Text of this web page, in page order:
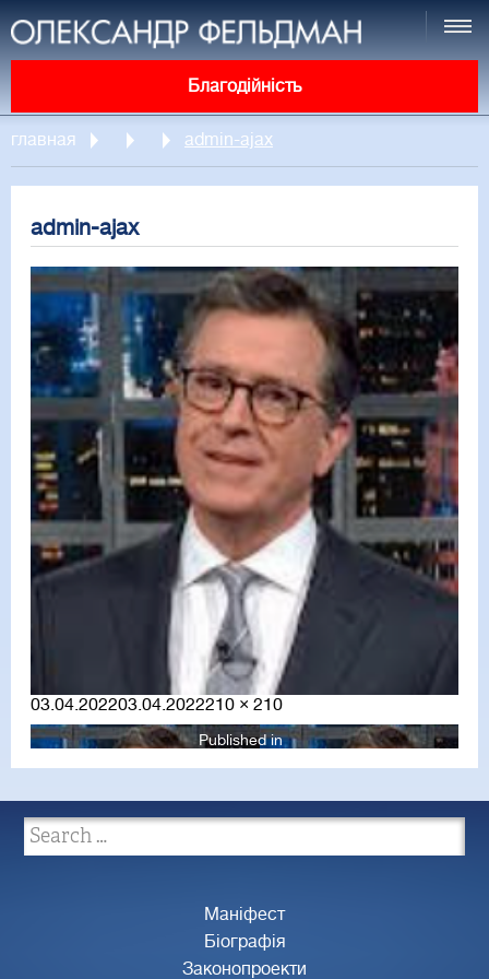
Благодійність
главная admin-ajax
admin-ajax
Posted
on
03.04.202203.04.2022Full
size
210 × 210
Published in
Маніфест
Біографія
Законопроекти